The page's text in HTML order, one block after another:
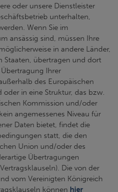
oder unsere Dienstleister
unterhalten,
Wenn Sie im
ansässig sind, müssen Ihre
in andere Länder,
Staaten, übertragen und dort
Ihrer
des Europäischen
in eine Struktur, das bzw.
Kommission und/oder
angemessenes Niveau für
Daten bietet, findet die
statt, die den
Union und/oder des
Übertragungen
Die von der
vom Vereinigten Königreich
können hier